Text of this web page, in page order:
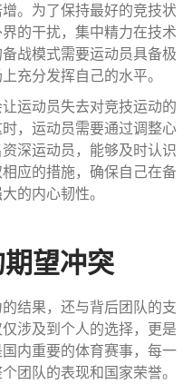
。为了保持最好的竞技状
的干扰，集中精力在技术
战模式需要运动员具备极
充分发挥自己的水平。
运动员失去对竞技运动的
，运动员需要通过调整心
深运动员，能够及时认识
应的措施，确保自己在备
的内心韧性。
望冲突
结果，还与背后团队的支
涉及到个人的选择，更是
内重要的体育赛事，每一
团队的表现和国家荣誉。